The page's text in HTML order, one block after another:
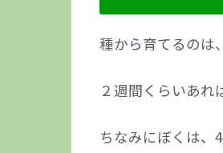
種から育てるのは
２週間くらいあれ
ちなみにぼくは、